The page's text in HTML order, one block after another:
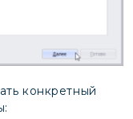
конкретный